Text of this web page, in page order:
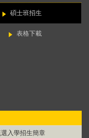
碩士班招生
表格下載
入學招生簡章